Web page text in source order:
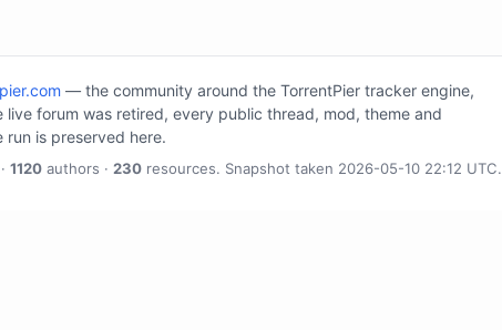
— the community around the TorrentPier tracker engine,
live forum was retired, every public thread, mod, theme and
is preserved here.
1120 authors · 230 resources. Snapshot taken 2026-05-10 22:12 UTC.